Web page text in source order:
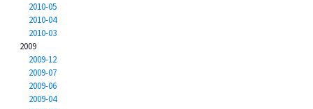
2010-05
2010-04
2010-03
2009
2009-12
2009-07
2009-06
2009-04